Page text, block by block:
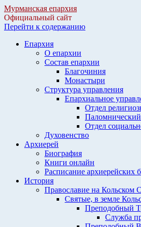
Мурманская епархия
Официальный сайт
Перейти к содержанию
Епархия
О епархии
Состав епархии
Благочиния
Монастыри
Структура управления
Епархиальное
Отдел
Отдел
Духовенство
Архиерей
Биография
Книги онлайн
Расписание архиерейских
История
Православие на Кольском
Святые, в земле
Преподобный
Служба